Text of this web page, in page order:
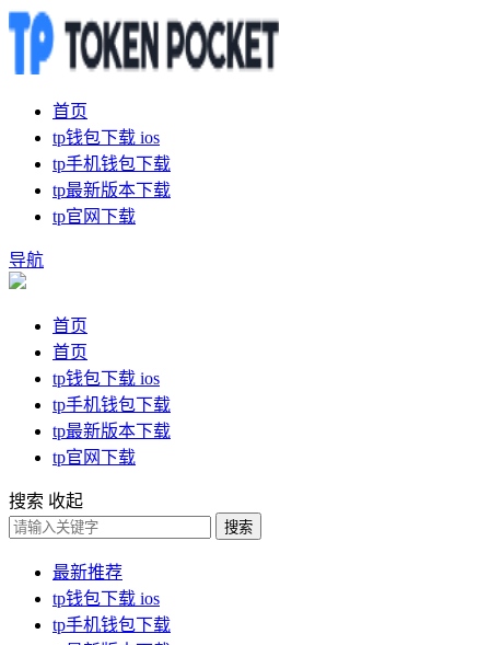
首页
tp钱包下载 ios
tp手机钱包下载
tp最新版本下载
tp官网下载
导航
首页
首页
tp钱包下载 ios
tp手机钱包下载
tp最新版本下载
tp官网下载
搜索 收起
搜索
最新推荐
tp钱包下载 ios
tp手机钱包下载